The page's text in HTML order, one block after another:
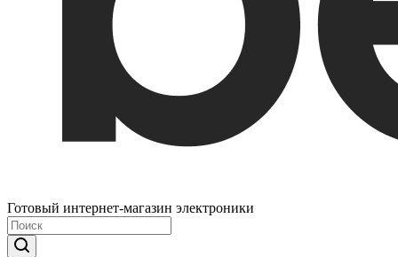
Готовый интернет-магазин электроники